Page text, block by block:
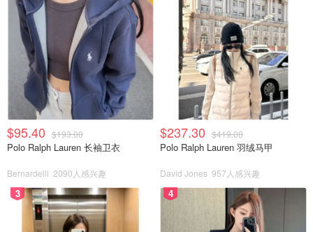
$95.40 $193.00
Polo Ralph Lauren 长袖卫衣
Bernardelli 2090人感兴趣
$237.30 $419.00
Polo Ralph Lauren 羽绒马甲
David Jones 957人感兴趣
3 4